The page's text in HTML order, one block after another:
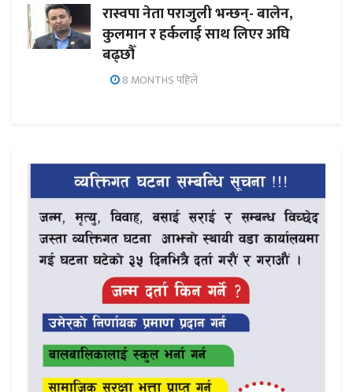
रास्वपा नेता पराजुली भन्छन्- बालेन,
कुलमान र हर्कलाई साथ लिएर अघि
बढ्छौँ
8 MONTHS पहिले